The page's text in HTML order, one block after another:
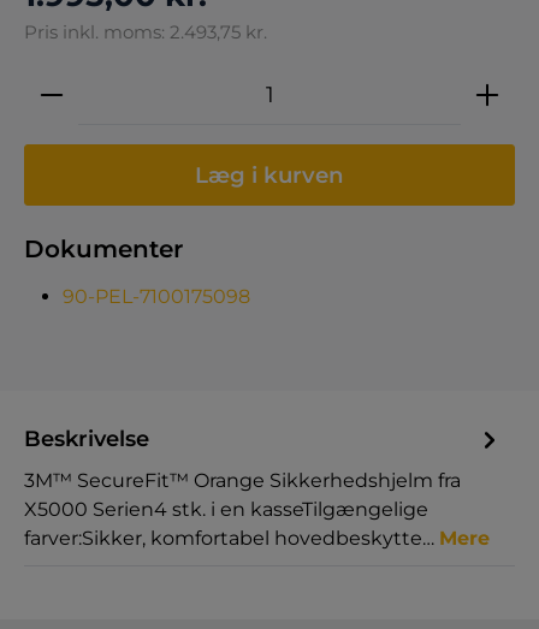
Pris inkl. moms: 2.493,75 kr.
Produktmængde: Indtast den
Læg i kurven
Dokumenter
90-PEL-7100175098
Beskrivelse
3M™ SecureFit™ Orange Sikkerhedshjelm fra
X5000 Serien4 stk. i en kasseTilgængelige
farver:Sikker, komfortabel hovedbeskytte… Mere